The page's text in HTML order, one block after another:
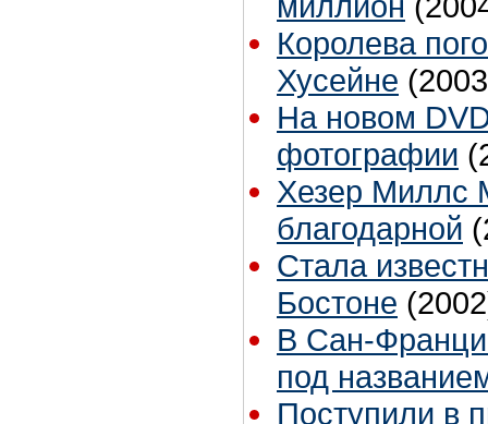
Королева
Хусейне
На новом
фотографии
Хезер Миллс
благодарной
Стала
Бостоне
В Сан-
под
Поступили в